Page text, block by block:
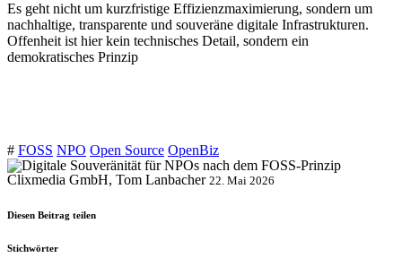
Es geht nicht um kurzfristige Effizienzmaximierung, sondern um
nachhaltige, transparente und souveräne digitale Infrastrukturen.
Offenheit ist hier kein technisches Detail, sondern ein
demokratisches Prinzip
# FOSS NPO Open Source OpenBiz
Clixmedia GmbH, Tom Lanbacher 22. Mai 2026
Diesen Beitrag teilen
Stichwörter